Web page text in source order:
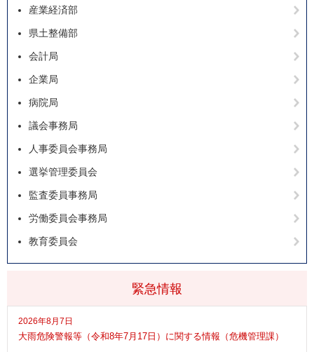
緊急情報
2026年8月7日
大雨危険警報等（令和8年7月17日）に関する情報（危機管理課）
産業経済部
県土整備部
会計局
企業局
病院局
議会事務局
人事委員会事務局
選挙管理委員会
監査委員事務局
労働委員会事務局
教育委員会